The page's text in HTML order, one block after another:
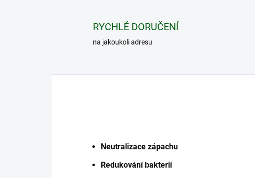
RYCHLÉ DORUČENÍ
na jakoukoli adresu
Neutralizace zápachu
Redukování bakterií